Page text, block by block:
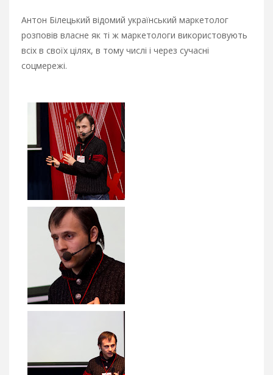
Антон Білецький відомий український маркетолог
розповів власне як ті ж маркетологи використовують
всіх в своїх цілях, в тому числі і через сучасні
соцмережі.